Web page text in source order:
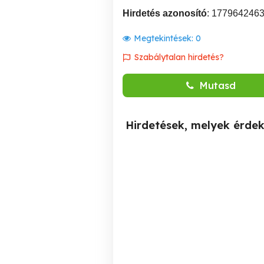
Hirdetés azonosító: 1779642463
Megtekintések: 0
Szabálytalan hirdetés?
Mutasd
Hirdetések, melyek